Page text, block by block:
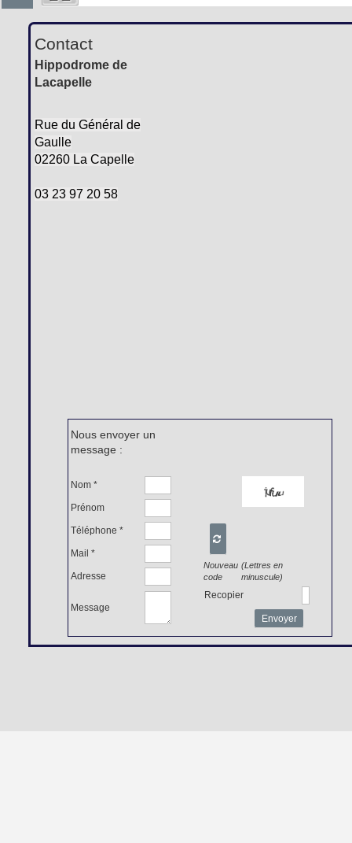
Contact
Hippodrome de
Lacapelle
Rue du Général de
Gaulle
02260 La Capelle
03 23 97 20 58
Nous envoyer un
message :
Nom *
Prénom
Téléphone *
Mail *
Adresse
Message

Nouveau
code
(Lettres en
minuscule)
Recopier
Envoyer